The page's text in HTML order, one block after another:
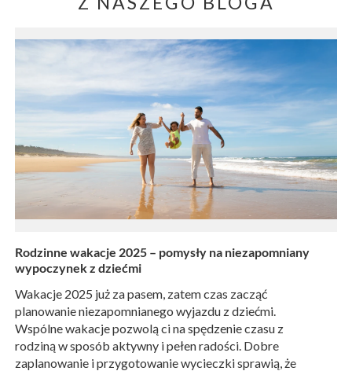
Rodzinne wakacje 2025 – pomysły na niezapomniany
wypoczynek z dziećmi
Wakacje 2025 już za pasem, zatem czas zacząć
planowanie niezapomnianego wyjazdu z dziećmi.
Wspólne wakacje pozwolą ci na spędzenie czasu z
rodziną w sposób aktywny i pełen radości. Dobre
zaplanowanie i przygotowanie wycieczki sprawią, że